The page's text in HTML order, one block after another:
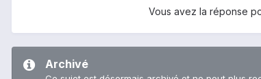
Vous avez la réponse
Archivé